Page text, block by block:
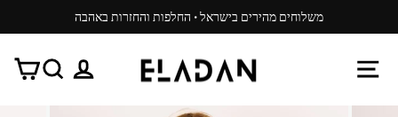
לתוכן
עצור
ניגון
משלוחים מהירים בישראל · החלפות והחזרות באהבה
התנתק
חפש